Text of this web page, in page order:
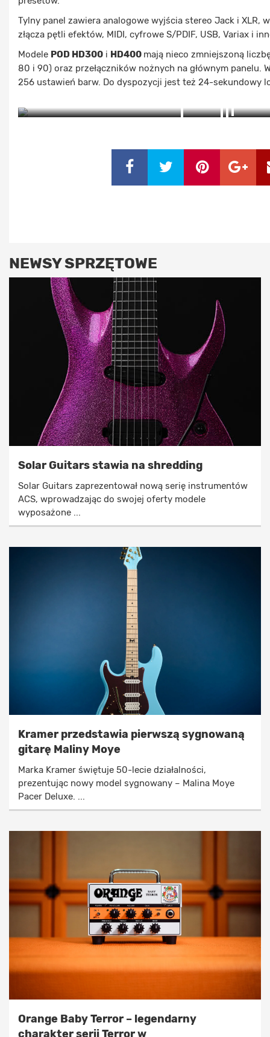
Tylny panel zawiera analogowe wyjścia stereo Jack i XLR,
złącza pętli efektów, MIDI, cyfrowe S/PDIF, USB, Variax i
Modele POD HD300 i HD400 mają nieco zmniejszoną
80 i 90) oraz przełączników nożnych na głównym panelu.
256 ustawień barw. Do dyspozycji jest też 24-sekundowy
NEWSY SPRZĘTOWE
Solar Guitars stawia na shredding
Solar Guitars zaprezentował nową serię instrumentów
ACS, wprowadzając do swojej oferty modele
wyposażone ...
Kramer przedstawia pierwszą sygnowaną
gitarę Maliny Moye
Marka Kramer świętuje 50-lecie działalności,
prezentując nowy model sygnowany – Malina Moye
Pacer Deluxe. ...
Orange Baby Terror – legendarny
charakter serii Terror w